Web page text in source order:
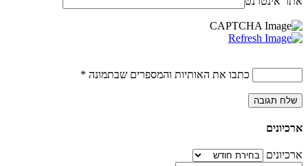
כתבו את האותיות והמספרים שבתמונה *
ארכיונים
ארכיונים